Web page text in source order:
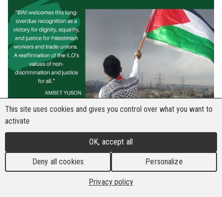
Die Bau- und Holzarbeiter-Internationale(BHI)
begrüßt die historische Entscheidung der
Internationalen Arbeitsorganisation (IAO),
This site uses cookies and gives you control over what you want to
activate
OK, accept all
Deny all cookies Personalize
Privacy policy